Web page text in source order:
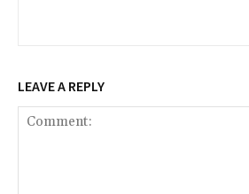
LEAVE A REPLY